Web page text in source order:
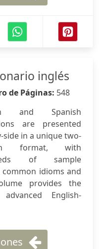
inglés
de Páginas: 548
and Spanish
are presented
side in a unique two-
format, with
of sample
idioms and
provides the
English-